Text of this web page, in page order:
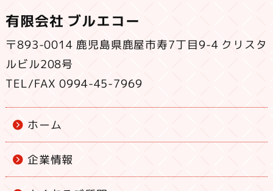
有限会社 ブルエコー
〒893-0014 鹿児島県鹿屋市寿7丁目9-4 クリスタ
ルビル208号
TEL/FAX 0994-45-7969
ホーム
企業情報